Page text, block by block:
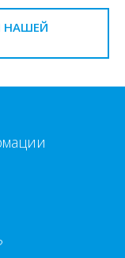
НАШЕЙ